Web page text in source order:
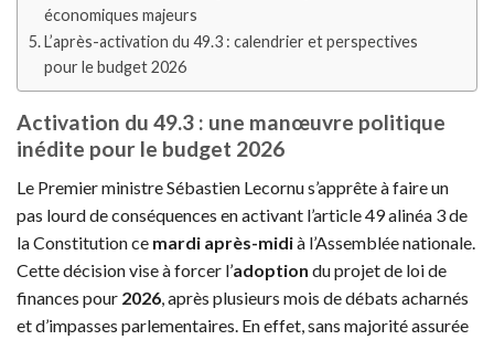
économiques majeurs
L’après-activation du 49.3 : calendrier et perspectives
pour le budget 2026
Activation du 49.3 : une manœuvre politique
inédite pour le budget 2026
Le Premier ministre Sébastien Lecornu s’apprête à faire un
pas lourd de conséquences en activant l’article 49 alinéa 3 de
la Constitution ce mardi après-midià l’Assemblée nationale.
Cette décision vise à forcer l’adoption du projet de loi de
finances pour 2026 , après plusieurs mois de débats acharnés
et d’impasses parlementaires. En effet, sans majorité assurée